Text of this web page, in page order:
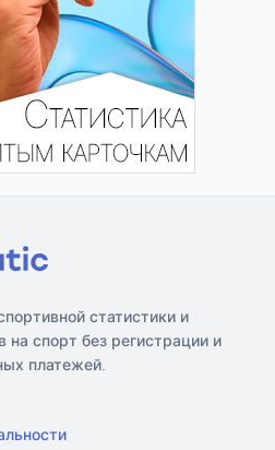
статистики и
на спорт без регистрации и
платежей.